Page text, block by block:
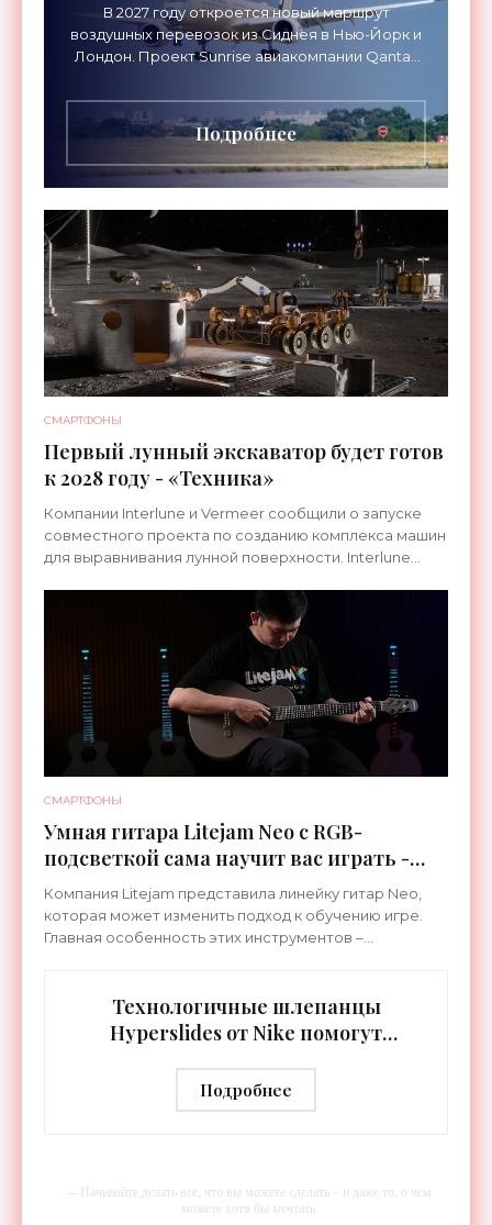
В 2027 году откроется новый маршрут
воздушных перевозок из Сиднея в Нью-Йорк и
Лондон. Проект Sunrise авиакомпании Qantas
длительностью до 24
Подробнее
СМАРТФОНЫ
Первый лунный экскаватор будет готов
к 2028 году - «Техника»
Компании Interlune и Vermeer сообщили о запуске
совместного проекта по созданию комплекса машин
для выравнивания лунной поверхности. Interlune
СМАРТФОНЫ
Умная гитара Litejam Neo с RGB-
подсветкой сама научит вас играть -
«Гаджеты»
Компания Litejam представила линейку гитар Neo,
которая может изменить подход к обучению игре.
Главная особенность этих инструментов –
Технологичные шлепанцы
Hyperslides от Nike помогут
тренировки - «Гаджеты»
Подробнее
-- Начинайте делать все, что вы можете сделать – и даже то, о чем
можете хотя бы мечтать.